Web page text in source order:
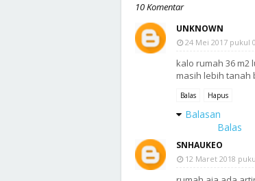
10 Komentar
UNKNOWN
24 Mei 2017 pukul
kalo rumah 36 m2
masih lebih tanah
Balas Hapus
Balasan
Balas
SNHAUKEO
12 Maret 2018